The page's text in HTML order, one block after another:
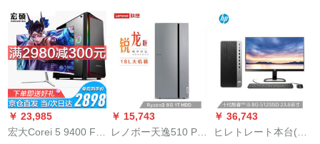
台(10代i 5-0400 8 G
256 G SSD+1 T GTV
1650 4 Gグラフド)
テブルディック本台
組立てコンピルゲー
ムゲーム16 Gメモア
ディップ・パンチ整
備機（10代i 3-0100
G 1 T 5年WIFI内蔵訪
問）21.5インチー
￥ 23,985
宏大Corei 5 9400 F六
￥ 15,743
レノボー天逸510 Pro
￥ 36,743
ヒレトレート本台(10